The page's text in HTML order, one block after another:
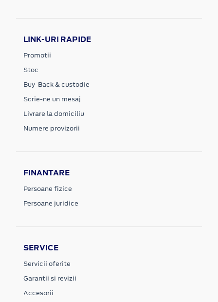
LINK-URI RAPIDE
Promotii
Stoc
Buy-Back & custodie
Scrie-ne un mesaj
Livrare la domiciliu
Numere provizorii
FINANTARE
Persoane fizice
Persoane juridice
SERVICE
Servicii oferite
Garantii si revizii
Accesorii